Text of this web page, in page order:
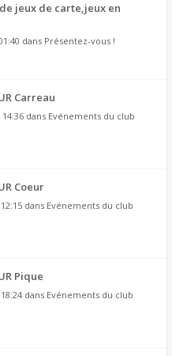
jeux de carte,jeux en
dans Présentez-vous !
Carreau
dans Evénements du club
Coeur
dans Evénements du club
Pique
dans Evénements du club